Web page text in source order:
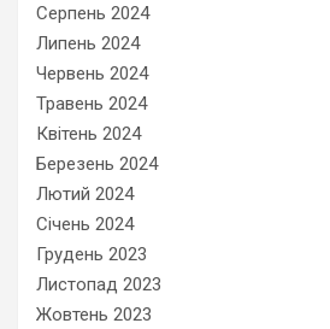
Серпень 2024
Липень 2024
Червень 2024
Травень 2024
Квітень 2024
Березень 2024
Лютий 2024
Січень 2024
Грудень 2023
Листопад 2023
Жовтень 2023